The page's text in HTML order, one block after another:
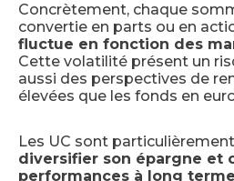
Concrètement, chaque
convertie en parts ou en
fluctue en fonction des
Cette volatilité présent un
aussi des perspectives de
élevées que les fonds en
Les UC sont
diversifier son épargne et
performances à long terme